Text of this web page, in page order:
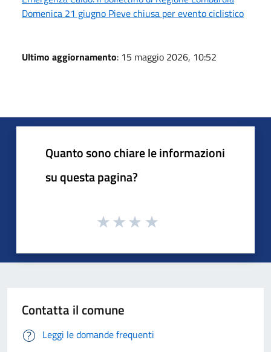
Domenica 21 giugno Pieve chiusa per evento ciclistico
Ultimo aggiornamento: 15 maggio 2026, 10:52
Quanto sono chiare le informazioni
su questa pagina?
Contatta il comune
Leggi le domande frequenti